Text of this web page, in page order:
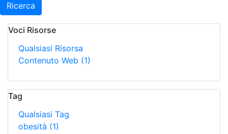
Ricerca
Voci Risorse
Qualsiasi Risorsa
Contenuto Web (1)
Tag
Qualsiasi Tag
obesità (1)